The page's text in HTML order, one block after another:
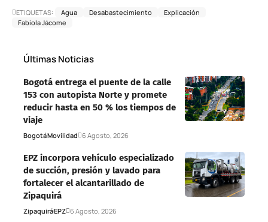
ETIQUETAS: Agua Desabastecimiento
Explicación
Fabiola Jácome
Últimas Noticias
Bogotá entrega el puente de la calle
153 con autopista Norte y promete
reducir hasta en 50 % los tiempos de
viaje
BogotáMovilidad 6 Agosto, 2026
EPZ incorpora vehículo especializado
de succión, presión y lavado para
fortalecer el alcantarillado de
Zipaquirá
ZipaquiráEPZ 6 Agosto, 2026